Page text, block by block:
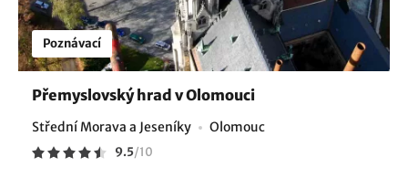
Poznávací
Přemyslovský hrad v Olomouci
Střední Morava a Jeseníky Olomouc
9.5/10